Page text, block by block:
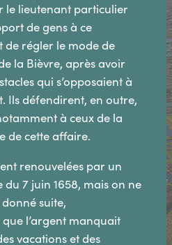
le lieutenant particulier
de gens à ce
de régler le mode de
la Bièvre, après avoir
qui s’opposaient à
Ils défendirent, en outre,
à ceux de la
de cette affaire.
renouvelées par un
7 juin 1658, mais on ne
suite,
l’argent manquait
vacations et des